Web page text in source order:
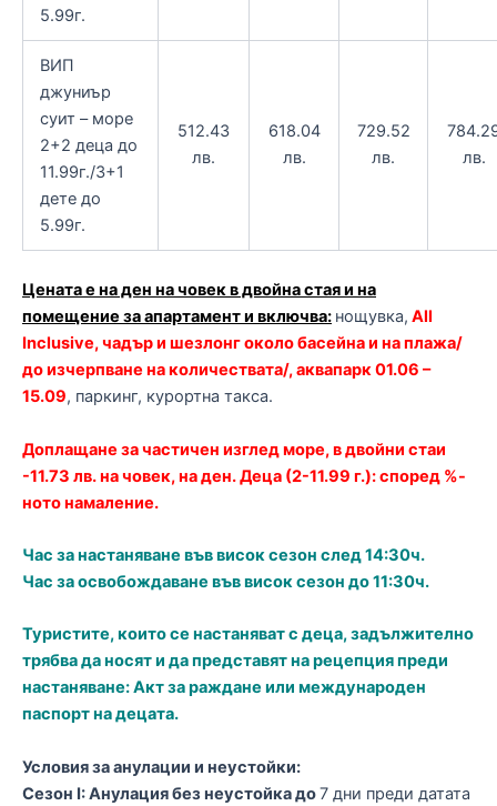
5.99г.
ВИП
джуниър
суит – море
2+2 деца до
11.99г./3+1
дете до
5.99г.
512.43
лв.
618.04
лв.
729.52
лв.
лв.
Цената е на ден на човек в двойна стая и на
помещение за апартамент и включва: нощувка, All
Inclusive, чадър и шезлонг около басейна и на плажа/
до изчерпване на количествата/, аквапарк 01.06 –
15.09, паркинг, курортна такса.
Доплащане за частичен изглед море, в двойни стаи
-11.73 лв. на човек, на ден. Деца (2-11.99 г.): според %-
ното намаление.
Час за настаняване във висок сезон след 14:30ч.
Час за освобождаване във висок сезон до 11:30ч.
Туристите, които се настаняват с деца, задължително
трябва да носят и да представят на рецепция преди
настаняване: Акт за раждане или международен
паспорт на децата.
Условия за анулации и неустойки:
Сезон I: Анулация без неустойка до7 дни преди датата